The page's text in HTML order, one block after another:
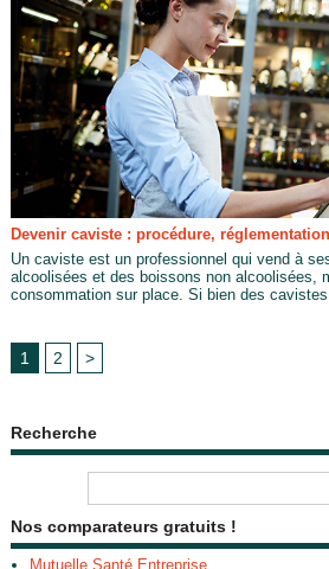
Devenir caviste : procédure,
Un caviste est un professionnel qui vend à
alcoolisées et des boissons non alcoolisées,
consommation sur place. Si bien des cavistes
1 2 >
Recherche
Nos comparateurs gratuits !
Mutuelle Santé Entreprise